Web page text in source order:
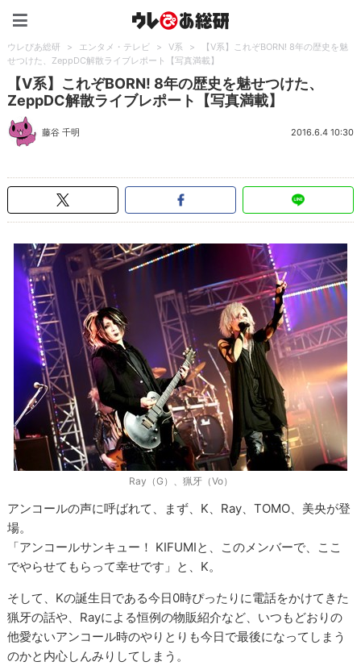
ウレぴあ総研 > エンタメ・テレビ > V系 >
【V系】これぞBORN! 8年の歴史を魅
せつけた、ZeppDC解散ライブレポート【写真満載】
【V系】これぞBORN! 8年の歴史を魅せつけた、
ZeppDC解散ライブレポート【写真満載】
藤谷 千明 2016.6.4 10:30
Ray（G）、猟牙（Vo）
アンコールの声に呼ばれて、まず、K、Ray、TOMO、美央が登
場。
「アンコールサンキュー！ KIFUMIと、このメンバーで、ここ
でやらせてもらって幸せです」と、K。
そして、Kの誕生日である今日0時ぴったりに電話をかけてきた
猟牙の話や、Rayによる恒例の物販紹介など、いつもどおりの
他愛ないアンコール時のやりとりも今日で最後になってしまう
のかと内心しんみりしてしまう。